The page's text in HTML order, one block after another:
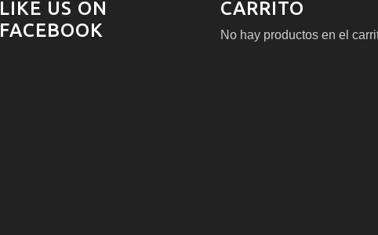
LIKE US ON
FACEBOOK
CARRITO
No hay productos en el